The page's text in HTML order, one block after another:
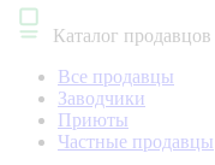
Каталог продавцов
Все продавцы
Заводчики
Приюты
Частные продавцы